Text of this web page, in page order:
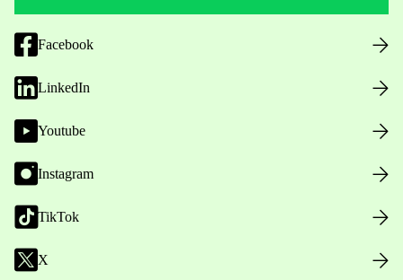
Facebook
LinkedIn
Youtube
Instagram
TikTok
X